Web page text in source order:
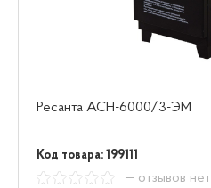
Ресанта АСН-6000/3-ЭМ
Код товара: 199111
— отзывов нет